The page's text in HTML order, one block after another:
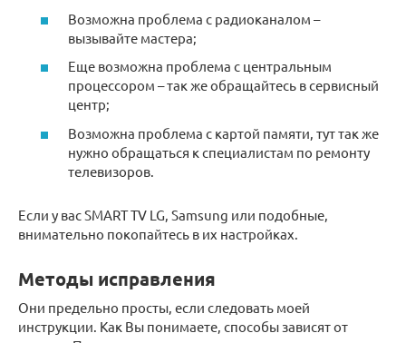
Возможна проблема с радиоканалом –
вызывайте мастера;
Еще возможна проблема с центральным
процессором – так же обращайтесь в сервисный
центр;
Возможна проблема с картой памяти, тут так же
нужно обращаться к специалистам по ремонту
телевизоров.
Если у вас SMART TV LG, Samsung или подобные,
внимательно покопайтесь в их настройках.
Методы исправления
Они предельно просты, если следовать моей
инструкции. Как Вы понимаете, способы зависят от